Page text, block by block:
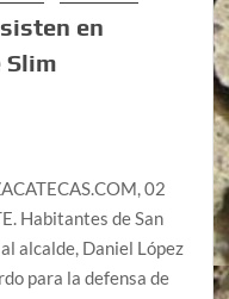
en
Slim
02
Habitantes de San
alcalde, Daniel López
para la defensa de